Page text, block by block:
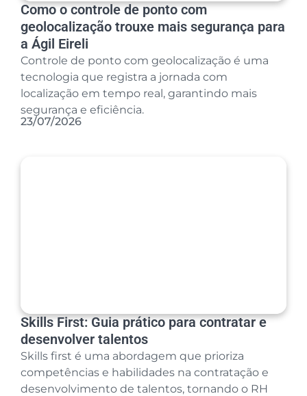
Como o controle de ponto com
geolocalização trouxe mais segurança para
a Ágil Eireli
Controle de ponto com geolocalização é uma
tecnologia que registra a jornada com
localização em tempo real, garantindo mais
segurança e eficiência.
23/07/2026
Skills First: Guia prático para contratar e
desenvolver talentos
Skills first é uma abordagem que prioriza
competências e habilidades na contratação e
desenvolvimento de talentos, tornando o RH